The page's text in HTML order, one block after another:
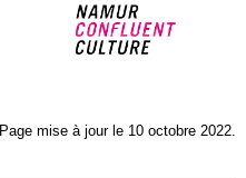
Page mise à jour le 10 octobre 2022.